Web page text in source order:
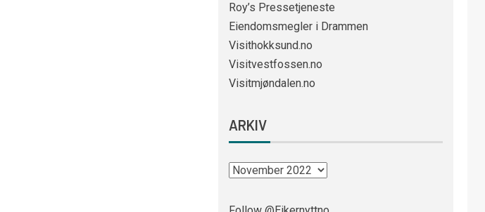
Roy’s Pressetjeneste
Eiendomsmegler i Drammen
Visithokksund.no
Visitvestfossen.no
Visitmjøndalen.no
ARKIV